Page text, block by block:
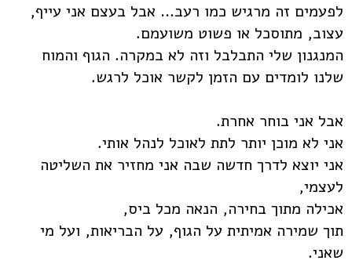
לפעמים זה מרגיש כמו רעב… אבל בעצם אני עייף,
עצוב, מתוסכל או פשוט משועמם.
המנגנון שלי התבלבל וזה לא במקרה. הגוף והמוח
שלנו לומדים עם הזמן לקשר אוכל לרגש.
אבל אני בוחר אחרת.
אני לא מוכן יותר לתת לאוכל לנהל אותי.
אני יוצא לדרך חדשה שבה אני מחזיר את השליטה
לעצמי,
אכילה מתוך בחירה, הנאה מכל ביס,
תוך שמירה אמיתית על הגוף, על הבריאות, ועל מי
שאני.